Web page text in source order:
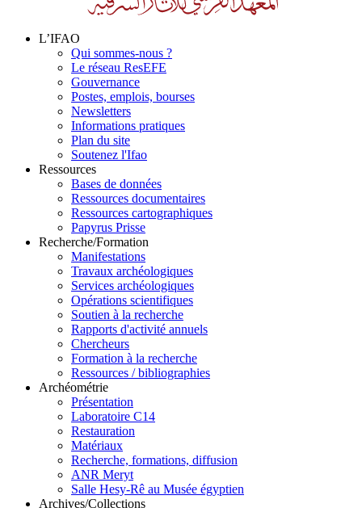
L’IFAO
Qui sommes-nous ?
Le réseau ResEFE
Gouvernance
Postes, emplois, bourses
Newsletters
Informations pratiques
Plan du site
Soutenez l'Ifao
Ressources
Bases de données
Ressources documentaires
Ressources cartographiques
Papyrus Prisse
Recherche/Formation
Manifestations
Travaux archéologiques
Services archéologiques
Opérations scientifiques
Soutien à la recherche
Rapports d'activité annuels
Chercheurs
Formation à la recherche
Ressources / bibliographies
Archéométrie
Présentation
Laboratoire C14
Restauration
Matériaux
Recherche, formations, diffusion
ANR Meryt
Salle Hesy-Rê au Musée égyptien
Archives/Collections